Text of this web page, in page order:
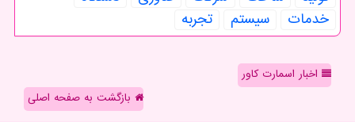
خدمات
سیستم تجربه
اخبار اسمارت کاور
بازگشت به صفحه اصلی